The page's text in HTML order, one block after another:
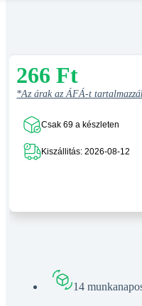
266Ft
*Az árak az ÁFÁ-t
Csak 69 a készleten
Kiszállitás: 2026-08-12
14